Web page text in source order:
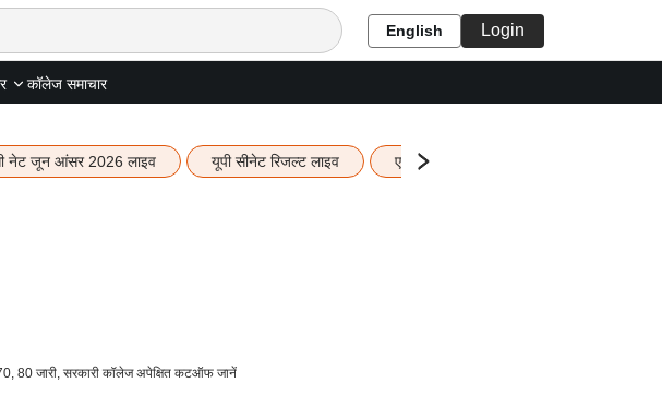
English Login
कॉलेज समाचार
नेट जून आंसर 2026 लाइव यूपी सीनेट रिजल्ट लाइव एचबीएसई 12वीं का रिजल्ट लाइव
80 जारी, सरकारी कॉलेज अपेक्षित कटऑफ जानें